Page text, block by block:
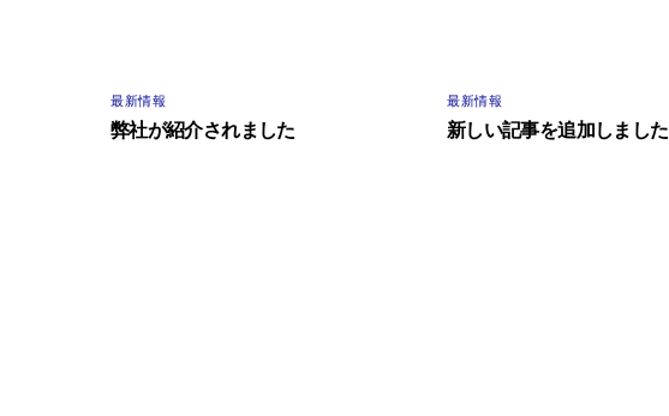
最新情報
弊社が紹介されました
最新情報
新しい記事を追加しました